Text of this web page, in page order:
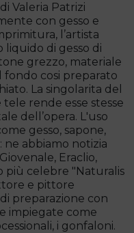
Valeria Patrizi
con gesso e
l’artista
di gesso di
grezzo, materiale
fondo cosi preparato
La singolarita del
rende esse stesse
dell’opera. L'uso
gesso, sapone,
ne abbiamo notizia
Eraclio,
più celebre "Naturalis
e pittore
preparazione con
impiegate come
i gonfaloni.